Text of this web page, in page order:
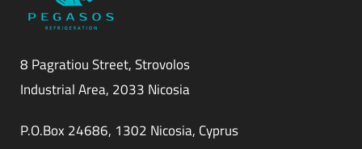
8 Pagratiou Street, Strovolos
Industrial Area, 2033 Nicosia
P.O.Box 24686, 1302 Nicosia, Cyprus